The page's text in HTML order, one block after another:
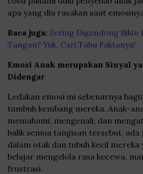
apa yang dia rasakan saat
Baca juga: Sering Digendong Bikin
Tangan? Yuk, Cari Tahu Faktanya!
Emosi Anak merupakan Sinyal
Didengar
Ledakan emosi ini sebenarnya
tumbuh kembang mereka. Anak-
memahami, mengenali, dan
balik semua tangisan tersebut, ada
dalam otak dan tubuh kecil mereka
belajar mengelola rasa kecewa,
frustrasi.